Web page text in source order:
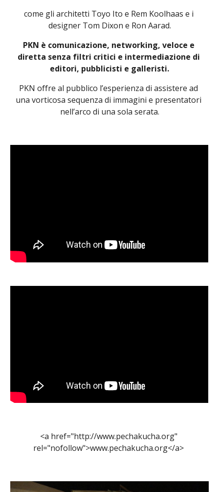
come gli architetti Toyo Ito e Rem Koolhaas e i
designer Tom Dixon e Ron Aarad.
PKN è comunicazione, networking, veloce e
diretta senza filtri critici e intermediazione di
editori, pubblicisti e galleristi.
PKN offre al pubblico l’esperienza di assistere ad
una vorticosa sequenza di immagini e presentatori
nell’arco di una sola serata.
<a href="http://www.pechakucha.org"
rel="nofollow">www.pechakucha.org</a>